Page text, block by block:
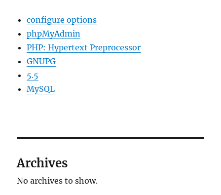
configure options
phpMyAdmin
PHP: Hypertext Preprocessor
GNUPG
5.5
MySQL
Archives
No archives to show.